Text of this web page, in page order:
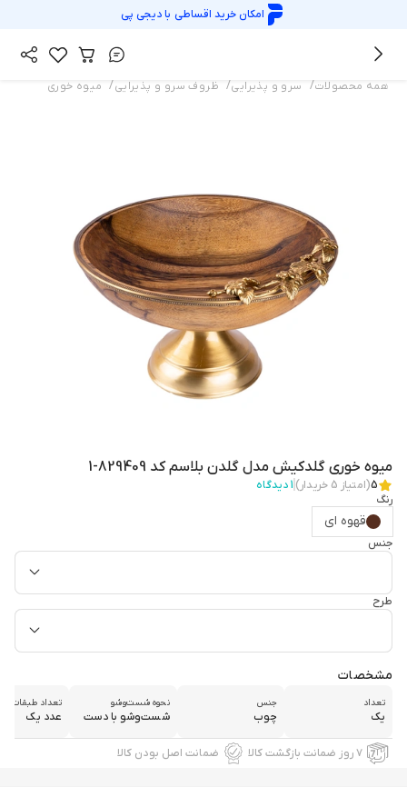
امکان خرید اقساطی بادیجی پی
همه محصولات/ سرو و پذیرایی/ ظروف سرو و پذیرایی/ میوه خوری
میوه خوری گلدکیش مدل گلدن بلاسم کد 829409-1
5(امتیاز 5 خریدار) 1دیدگاه
رنگ
قهوه ای
جنس
طرح
مشخصات
تعداد
یک
جنس
چوب
نحوه شست‌وشو
شست‌وشو با دست
تعداد طبقات
عدد یک
۷ روز ضمانت بازگشت کالا ضمانت اصل بودن کالا